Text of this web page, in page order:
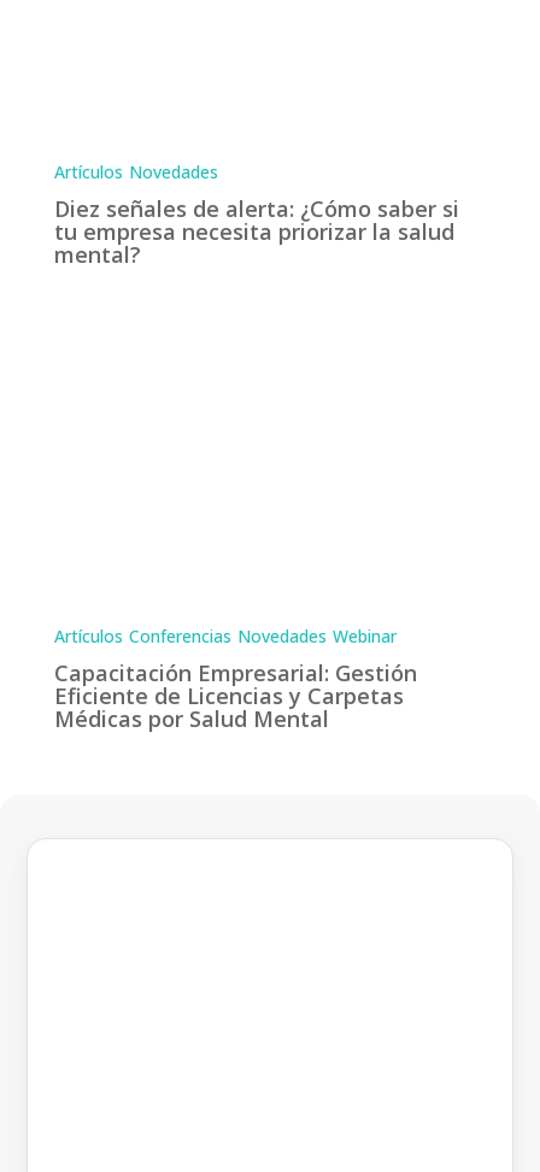
Artículos Novedades
Diez señales de alerta: ¿Cómo saber si
tu empresa necesita priorizar la salud
mental?
Artículos Conferencias Novedades Webinar
Capacitación Empresarial: Gestión
Eficiente de Licencias y Carpetas
Médicas por Salud Mental